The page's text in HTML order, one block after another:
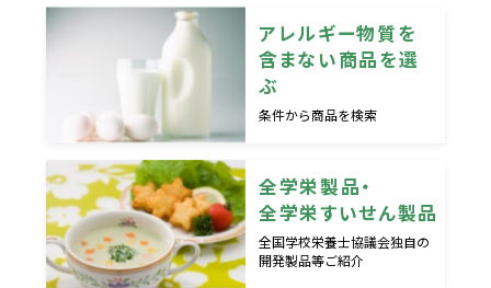
アレルギー物質を
含まない商品を選
ぶ
条件から商品を検索
全学栄製品・
全学栄すいせん製品
全国学校栄養士協議会独自の
開発製品等ご紹介